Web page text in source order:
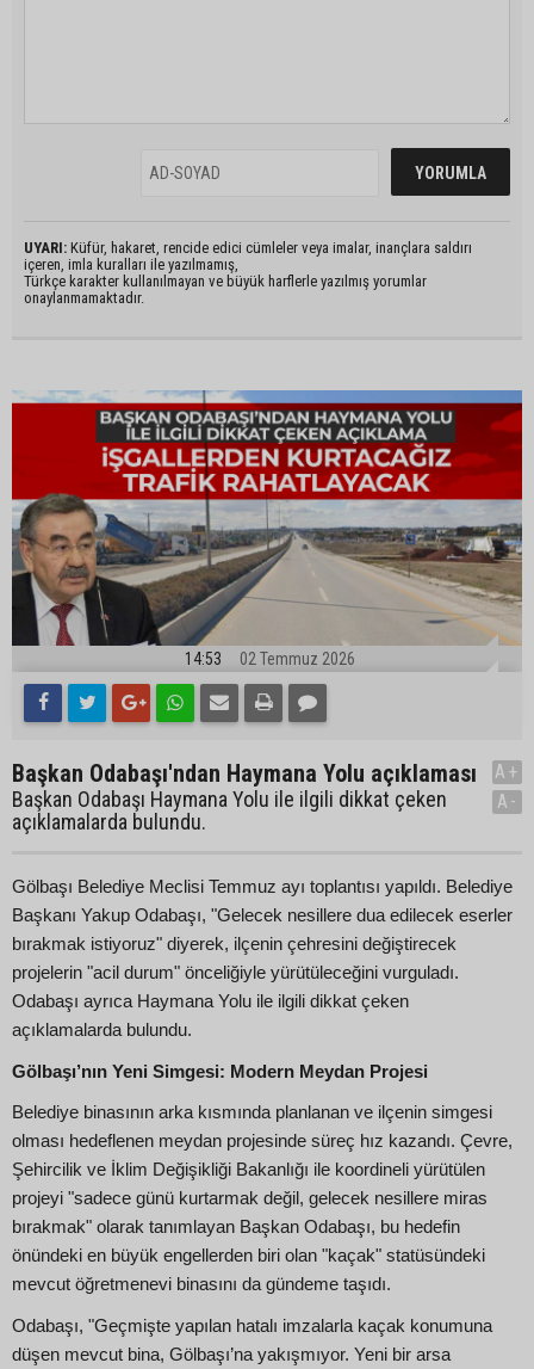
UYARI: Küfür, hakaret, rencide edici cümleler veya imalar, inançlara saldırı
içeren, imla kuralları ile yazılmamış,
Türkçe karakter kullanılmayan ve büyük harflerle yazılmış yorumlar
onaylanmamaktadır.
14:53 02 Temmuz 2026
Başkan Odabaşı'ndan Haymana Yolu açıklaması
Başkan Odabaşı Haymana Yolu ile ilgili dikkat çeken
açıklamalarda bulundu.
A+
A-
Gölbaşı Belediye Meclisi Temmuz ayı toplantısı yapıldı. Belediye
Başkanı Yakup Odabaşı, "Gelecek nesillere dua edilecek eserler
bırakmak istiyoruz" diyerek, ilçenin çehresini değiştirecek
projelerin "acil durum" önceliğiyle yürütüleceğini vurguladı.
Odabaşı ayrıca Haymana Yolu ile ilgili dikkat çeken
açıklamalarda bulundu.
Gölbaşı’nın Yeni Simgesi: Modern Meydan Projesi
Belediye binasının arka kısmında planlanan ve ilçenin simgesi
olması hedeflenen meydan projesinde süreç hız kazandı. Çevre,
Şehircilik ve İklim Değişikliği Bakanlığı ile koordineli yürütülen
projeyi "sadece günü kurtarmak değil, gelecek nesillere miras
bırakmak" olarak tanımlayan Başkan Odabaşı, bu hedefin
önündeki en büyük engellerden biri olan "kaçak" statüsündeki
mevcut öğretmenevi binasını da gündeme taşıdı.
Odabaşı, "Geçmişte yapılan hatalı imzalarla kaçak konumuna
düşen mevcut bina, Gölbaşı’na yakışmıyor. Yeni bir arsa